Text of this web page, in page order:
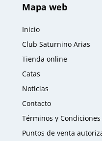
Mapa web
Inicio
Club Saturnino Arias
Tienda online
Catas
Noticias
Contacto
Términos y Condiciones
Puntos de venta